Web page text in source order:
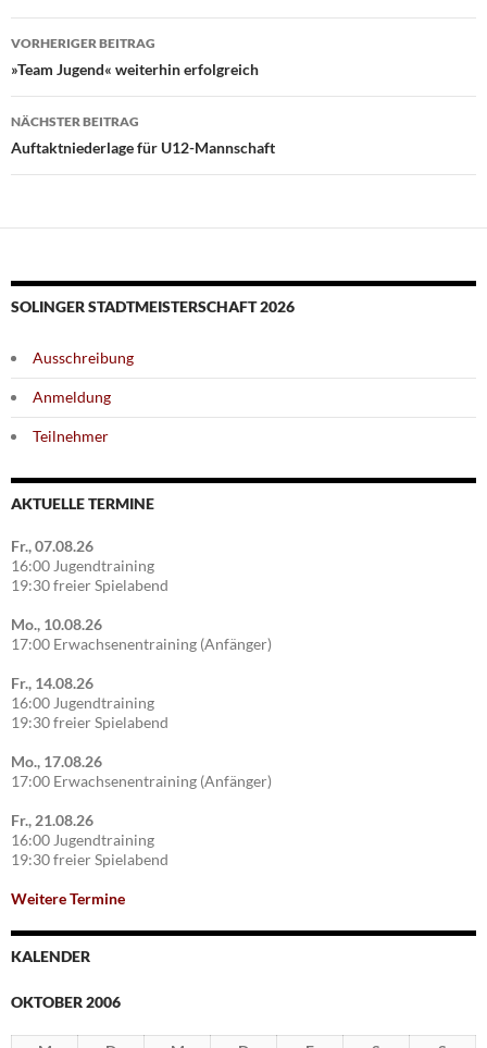
Beitragsnavigation
VORHERIGER BEITRAG
»Team Jugend« weiterhin erfolgreich
NÄCHSTER BEITRAG
Auftaktniederlage für U12-Mannschaft
SOLINGER STADTMEISTERSCHAFT 2026
Ausschreibung
Anmeldung
Teilnehmer
AKTUELLE TERMINE
Fr., 07.08.26
16:00 Jugendtraining
19:30 freier Spielabend
Mo., 10.08.26
17:00 Erwachsenentraining (Anfänger)
Fr., 14.08.26
16:00 Jugendtraining
19:30 freier Spielabend
Mo., 17.08.26
17:00 Erwachsenentraining (Anfänger)
Fr., 21.08.26
16:00 Jugendtraining
19:30 freier Spielabend
Weitere Termine
KALENDER
OKTOBER 2006